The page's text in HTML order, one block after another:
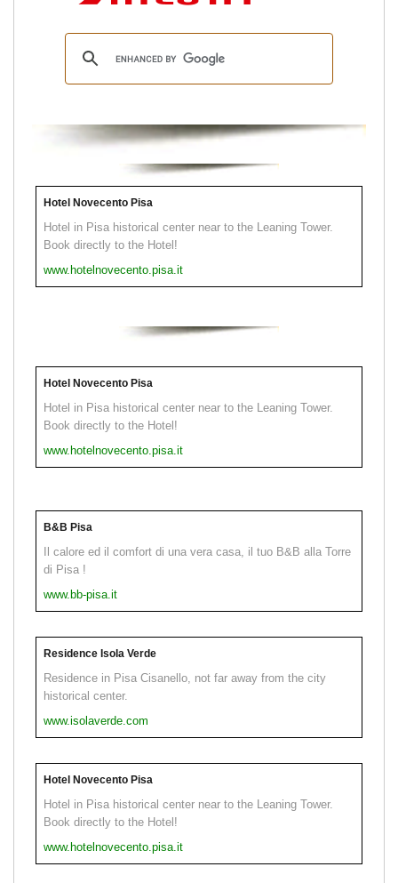
Hotel Novecento Pisa
Hotel in Pisa historical center near to the Leaning Tower.
Book directly to the Hotel!
www.hotelnovecento.pisa.it
Hotel Novecento Pisa
Hotel in Pisa historical center near to the Leaning Tower.
Book directly to the Hotel!
www.hotelnovecento.pisa.it
B&B Pisa
Il calore ed il comfort di una vera casa, il tuo B&B alla Torre
di Pisa !
www.bb-pisa.it
Residence Isola Verde
Residence in Pisa Cisanello, not far away from the city
historical center.
www.isolaverde.com
Hotel Novecento Pisa
Hotel in Pisa historical center near to the Leaning Tower.
Book directly to the Hotel!
www.hotelnovecento.pisa.it